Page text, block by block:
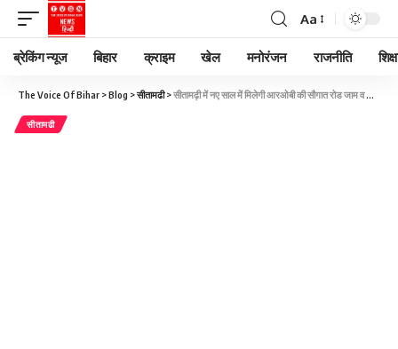
Aa
ब्रेकिंग न्यूज बिहार क्राइम खेल मनोरंजन राजनीति
The Voice Of Bihar >Blog >सीतामढी>सीतामढ़ी में नए साल में मिलेगी आरओबी की सौगात रोड जाम व जलजमाव से मिलेगी निजात
सीतामढी